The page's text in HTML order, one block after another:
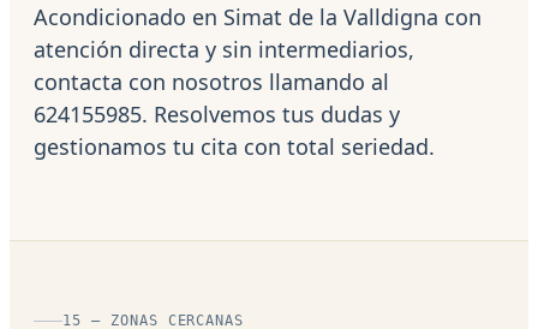
Acondicionado en Simat de la Valldigna con
atención directa y sin intermediarios,
contacta con nosotros llamando al
624155985. Resolvemos tus dudas y
gestionamos tu cita con total seriedad.
15 — ZONAS CERCANAS